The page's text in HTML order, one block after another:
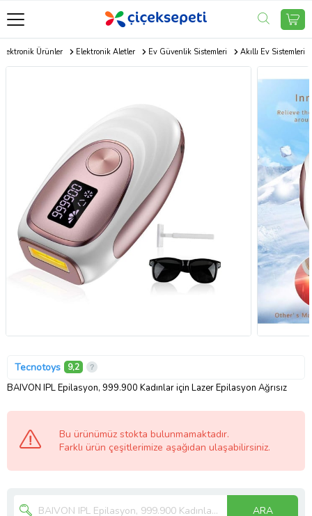
Ürünler Elektronik Aletler Ev Güvenlik Sistemleri Akıllı Ev Sistemleri
Tecnotoys 9,2
BAIVON IPL Epilasyon, 999.900 Kadınlar için Lazer Epilasyon Ağrısız
Bu ürünümüz stokta bulunmamaktadır.
Farklı ürün çeşitlerimize aşağıdan ulaşabilirsiniz.
ARA